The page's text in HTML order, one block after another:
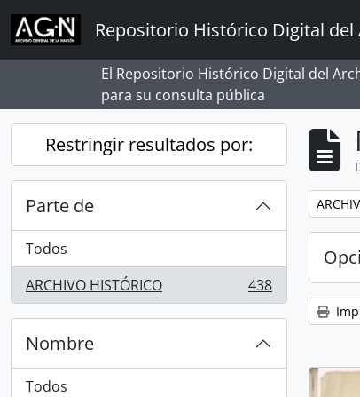
Skip to main content
Repositorio Histórico Digital del
El Repositorio Histórico Digital del
para su consulta pública
Restringir resultados por:
Parte de
Todos
ARCHIVO HISTÓRICO
, 438 resultados 438
Nombre
Todos